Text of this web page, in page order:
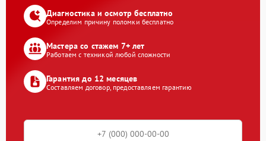
Диагностика и осмотр бесплатно
Определим причину поломки бесплатно
Мастера со стажем 7+ лет
Работаем с техникой любой сложности
Гарантия до 12 месяцев
Составляем договор, предоставляем гарантию